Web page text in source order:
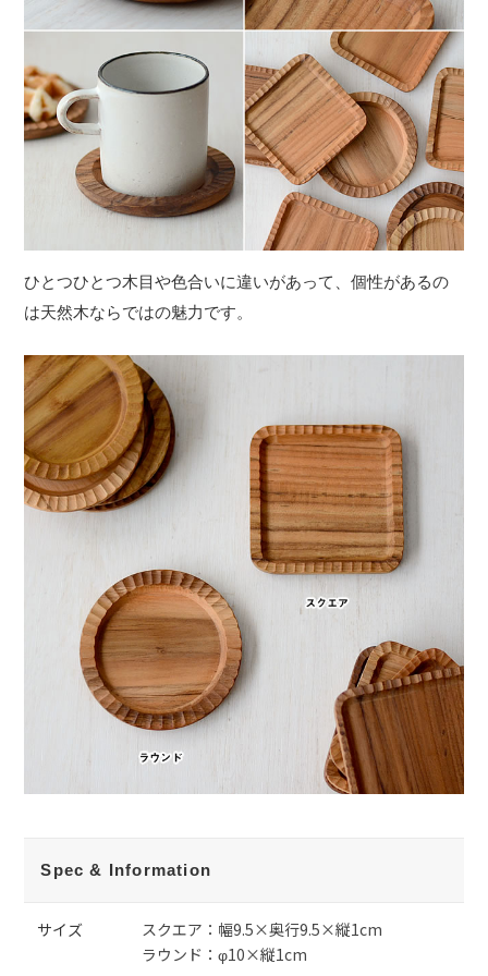
ひとつひとつ木目や色合いに違いがあって、個性があるの
は天然木ならではの魅力です。
Spec & Information
サイズ
スクエア：幅9.5×奥行9.5×縦1cm
ラウンド：φ10×縦1cm